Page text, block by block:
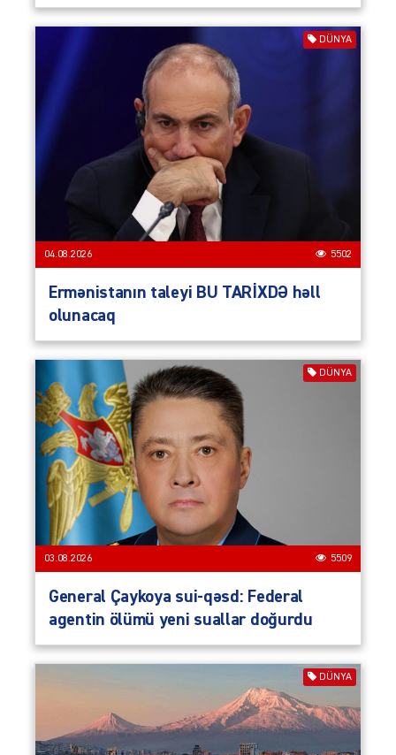
DÜNYA
04.08.2026 5502
Ermənistanın taleyi BU TARİXDƏ həll
olunacaq
DÜNYA
03.08.2026 5509
General Çaykoya sui-qəsd: Federal
agentin ölümü yeni suallar doğurdu
DÜNYA